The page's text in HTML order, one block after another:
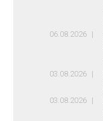
06.08.2026
03.08.2026
03.08.2026